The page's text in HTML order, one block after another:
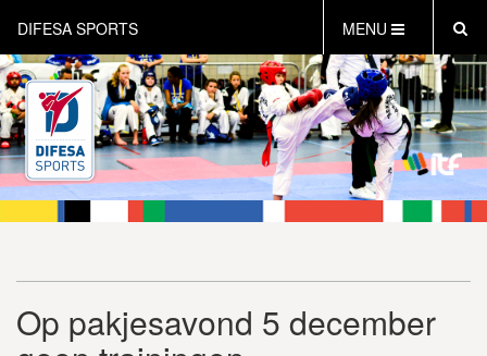
DIFESA SPORTS MENU
HOME
AKTUEEL
OVER DIFESA SPORTS
TAEKWON-DO
OPEN DUTCH
WEBSHOP
Op pakjesavond 5 december